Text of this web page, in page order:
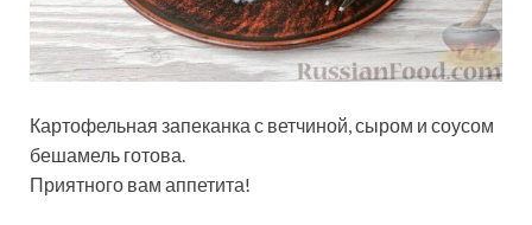
Картофельная запеканка с ветчиной, сыром и соусом
бешамель готова.
Приятного вам аппетита!